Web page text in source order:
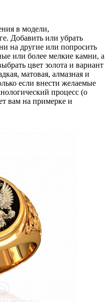
в модели,
Добавить или убрать
на другие или попросить
или более мелкие камни, а
цвет золота и вариант
матовая, алмазная и
если внести желаемые
процесс (о
вам на примерке и